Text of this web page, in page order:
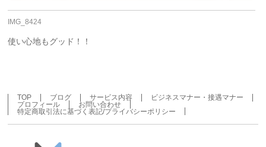
IMG_8424
使い心地もグッド！！
TOP ブログ サービス内容
ビジネスマナー・接遇マナー
プロフィール
お問い合わせ
特定商取引法に基づく表記/プライバシーポリシー